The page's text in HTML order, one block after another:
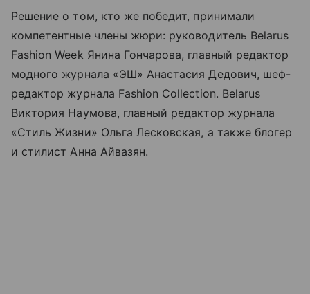
Решение о том, кто же победит, принимали
компетентные члены жюри: руководитель Belarus
Fashion Week Янина Гончарова, главный редактор
модного журнала «ЭШ» Анастасия Дедович, шеф-
редактор журнала Fashion Collection. Belarus
Виктория Наумова, главный редактор журнала
«Стиль Жизни» Ольга Лесковская, а также блогер
и стилист Анна Айвазян.